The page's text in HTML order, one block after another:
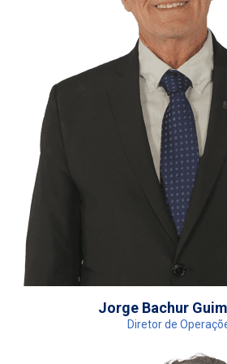
Jorge Bachur
Diretor de